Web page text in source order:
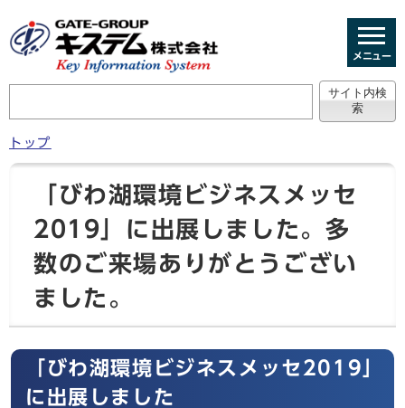
メニュー
トップ
「びわ湖環境ビジネスメッセ
2019」に出展しました。多
数のご来場ありがとうござい
ました。
「びわ湖環境ビジネスメッセ2019」
に出展しました